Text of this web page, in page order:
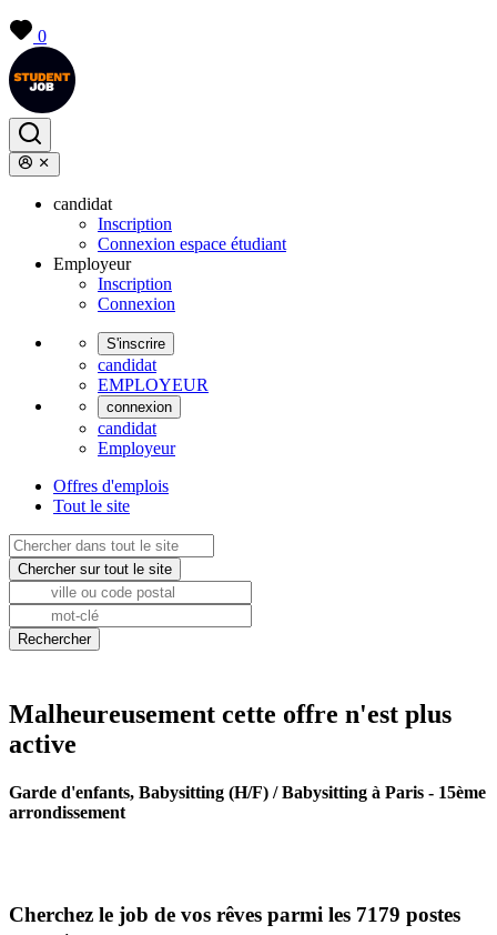
0
candidat
Inscription
Connexion espace étudiant
Employeur
Inscription
Connexion
S'inscrire
candidat
EMPLOYEUR
connexion
candidat
Employeur
Offres d'emplois
Tout le site
Malheureusement cette offre n'est plus
active
Garde d'enfants, Babysitting (H/F) / Babysitting à Paris - 15ème
arrondissement
Cherchez le job de vos rêves parmi les 7179 postes